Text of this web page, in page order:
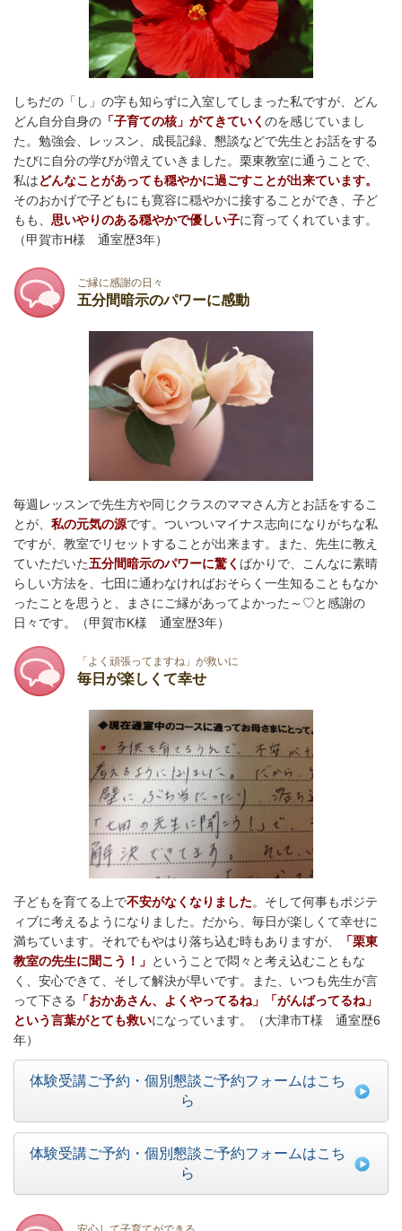
しちだの「し」の字も知らずに入室してしまった私ですが、どん
どん自分自身の 「子育ての核」がてきていく のを感じていまし
た。勉強会、レッスン、成長記録、懇談などで先生とお話をする
たびに自分の学びが増えていきました。栗東教室に通うことで、
私はどんなことがあっても穏やかに過ごすことが出来ています。
そのおかげで子どもにも寛容に穏やかに接することができ、子ど
もも、 思いやりのある穏やかで優しい子に育ってくれています。
（甲賀市H様 通室歴3年）
ご縁に感謝の日々
五分間暗示のパワーに感動
毎週レッスンで先生方や同じクラスのママさん方とお話をするこ
とが、 私の元気の源です。ついついマイナス志向になりがちな私
ですが、教室でリセットすることが出来ます。また、先生に教え
ていただいた五分間暗示のパワーに驚く ばかりで、こんなに素晴
らしい方法を、七田に通わなければおそらく一生知ることもなか
ったことを思うと、まさにご縁があってよかった～♡と感謝の
日々です。（甲賀市K様 通室歴3年）
「よく頑張ってますね」が救いに
毎日が楽しくて幸せ
子どもを育てる上で不安がなくなりました。そして何事もポジテ
ィブに考えるようになりました。だから、毎日が楽しくて幸せに
満ちています。それでもやはり落ち込む時もありますが、
「栗東
教室の先生に聞こう！」 ということで悶々と考え込むこともな
く、安心できて、そして解決が早いです。また、 いつも先生が言
って下さる
「おかあさん、よくやってるね」「がんばってるね」
という言葉がとても救いになっています。
（大津市T様 通室歴6
年）
体験受講ご予約・個別懇談ご予約フォームはこち
ら
体験受講ご予約・個別懇談ご予約フォームはこち
ら